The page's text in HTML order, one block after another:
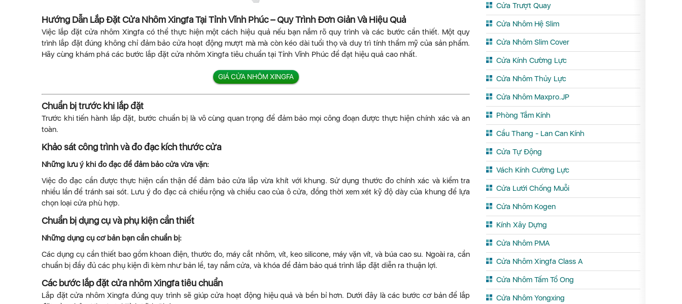
Hướng Dẫn Lắp Đặt Cửa Nhôm Xingfa Tại Tỉnh Vĩnh Phúc – Quy Trình Đơn Giản Và Hiệu Quả
Việc lắp đặt cửa nhôm Xingfa có thể thực hiện một cách hiệu quả nếu bạn nắm rõ quy trình và các bước cần thiết. Một quy
trình lắp đặt đúng không chỉ đảm bảo cửa hoạt động mượt mà mà còn kéo dài tuổi thọ và duy trì tính thẩm mỹ của sản phẩm.
Hãy cùng khám phá các bước lắp đặt cửa nhôm Xingfa tiêu chuẩn tại Tỉnh Vĩnh Phúc để đạt hiệu quả cao nhất.
GIÁ CỬA NHÔM XINGFA
Chuẩn bị trước khi lắp đặt
Trước khi tiến hành lắp đặt, bước chuẩn bị là vô cùng quan trọng để đảm bảo mọi công đoạn được thực hiện chính xác và an
toàn.
Khảo sát công trình và đo đạc kích thước cửa
Những lưu ý khi đo đạc để đảm bảo cửa vừa vặn:
Việc đo đạc cần được thực hiện cẩn thận để đảm bảo cửa lắp vừa khít với khung. Sử dụng thước đo chính xác và kiểm tra
nhiều lần để tránh sai sót. Lưu ý đo đạc cả chiều rộng và chiều cao của ô cửa, đồng thời xem xét kỹ độ dày của khung để lựa
chọn loại cửa phù hợp.
Chuẩn bị dụng cụ và phụ kiện cần thiết
Những dụng cụ cơ bản bạn cần chuẩn bị:
Các dụng cụ cần thiết bao gồm khoan điện, thước đo, máy cắt nhôm, vít, keo silicone, máy vặn vít, và búa cao su. Ngoài ra, cần
chuẩn bị đầy đủ các phụ kiện đi kèm như bản lề, tay nắm cửa, và khóa để đảm bảo quá trình lắp đặt diễn ra thuận lợi.
Các bước lắp đặt cửa nhôm Xingfa tiêu chuẩn
Lắp đặt cửa nhôm Xingfa đúng quy trình sẽ giúp cửa hoạt động hiệu quả và bền bỉ hơn. Dưới đây là các bước cơ bản để lắp
Cửa Trượt Quay
Cửa Nhôm Hệ Slim
Cửa Nhôm Slim Cover
Cửa Kính Cường Lực
Cửa Nhôm Thủy Lực
Cửa Nhôm Maxpro.JP
Phòng Tắm Kính
Cầu Thang - Lan Can Kính
Cửa Tự Động
Vách Kính Cường Lực
Cửa Lưới Chống Muỗi
Cửa Nhôm Kogen
Kính Xây Dựng
Cửa Nhôm PMA
Cửa Nhôm Xingfa Class A
Cửa Nhôm Tấm Tổ Ong
Cửa Nhôm Yongxing